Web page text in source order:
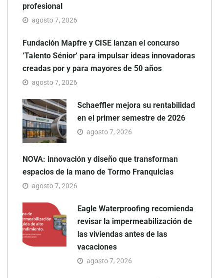
profesional
agosto 7, 2026
Fundación Mapfre y CISE lanzan el concurso
‘Talento Sénior’ para impulsar ideas innovadoras
creadas por y para mayores de 50 años
agosto 7, 2026
Schaeffler mejora su rentabilidad
en el primer semestre de 2026
agosto 7, 2026
NOVA: innovación y diseño que transforman
espacios de la mano de Tormo Franquicias
agosto 7, 2026
Eagle Waterproofing recomienda
revisar la impermeabilización de
las viviendas antes de las
vacaciones
agosto 7, 2026